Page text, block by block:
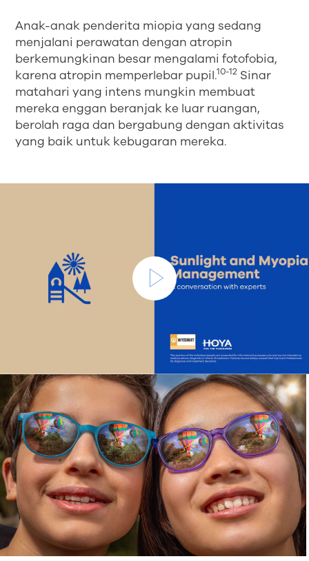
Anak-anak penderita miopia yang sedang
menjalani perawatan dengan atropin
berkemungkinan besar mengalami fotofobia,
karena atropin memperlebar pupil.10-12 Sinar
matahari yang intens mungkin membuat
mereka enggan beranjak ke luar ruangan,
berolah raga dan bergabung dengan aktivitas
yang baik untuk kebugaran mereka.